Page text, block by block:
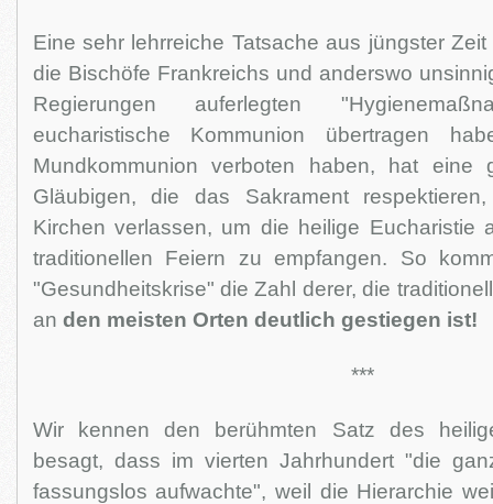
Eine sehr lehrreiche Tatsache aus jüngster
die Bischöfe Frankreichs und anders­wo
Regierungen auferlegten
eucharistische Kommunion übertragen
Mundkommunion verboten haben, hat eine
Gläubigen, die das Sakrament
Kirchen verlassen, um die heilige Eucharistie
traditionellen Feiern zu empfangen. So
"Gesundheitskrise" die Zahl derer, die
an den meisten Orten deutlich gestiegen ist!
***
Wir kennen den berühmten Satz des
besagt, dass im vierten Jahrhundert "die
fassungslos aufwachte", weil die Hierarchie